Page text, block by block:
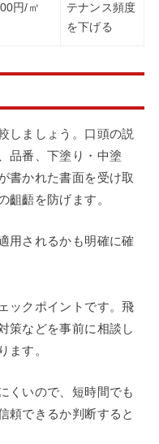
円/㎡
テナンス頻度
を下げる
しましょう。口頭の説
品番、下塗り・中塗
書かれた書面を受け取
齟齬を防げます。
用されるかも明確に確
ックポイントです。飛
策などを事前に相談し
ます。
くいので、短時間でも
頼できるか判断すると